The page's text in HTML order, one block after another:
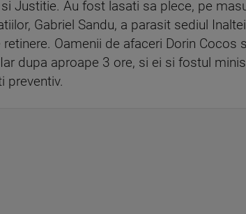
Justitie. Au fost lasati sa plece, pe
Gabriel Sandu, a parasit sediul
Oamenii de afaceri Dorin Cocos
dupa aproape 3 ore, si ei si fostul
preventiv.